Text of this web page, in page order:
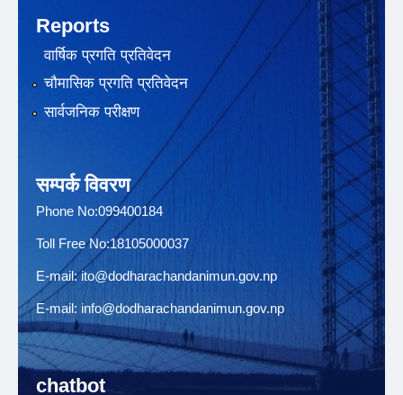
Reports
वार्षिक प्रगति प्रतिवेदन
चौमासिक प्रगति प्रतिवेदन
सार्वजनिक परीक्षण
सम्पर्क विवरण
Phone No:099400184
Toll Free No:18105000037
E-mail:ito@dodharachandanimun.gov.np
E-mail: info@dodharachandanimun.gov.np
chatbot